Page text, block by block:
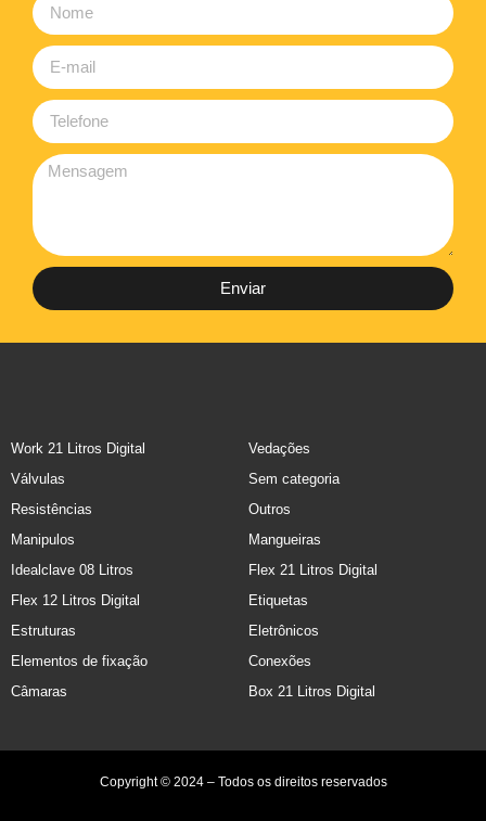
Enviar
Work 21 Litros Digital
Vedações
Válvulas
Sem categoria
Resistências
Outros
Manipulos
Mangueiras
Idealclave 08 Litros
Flex 21 Litros Digital
Flex 12 Litros Digital
Etiquetas
Estruturas
Eletrônicos
Elementos de fixação
Conexões
Câmaras
Box 21 Litros Digital
Copyright © 2024 – Todos os direitos reservados